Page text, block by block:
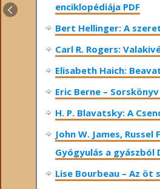
enciklopédiája PDF
Bert Hellinger: A
Carl R. Rogers:
Elisabeth Haich:
Eric Berne – Sorskönyv
H. P. Blavatsky: A
John W. James, Russel
Gyógyulás a gyászból
Lise Bourbeau – Az öt